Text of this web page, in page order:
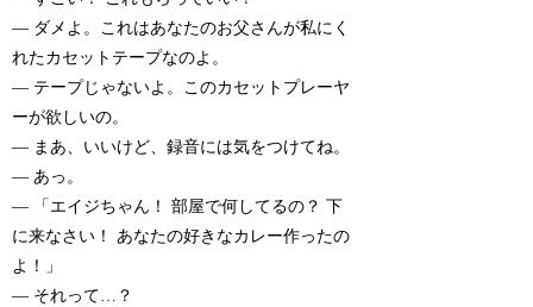
— ダメよ。これはあなたのお父さんが私にく
れたカセットテープなのよ。
— テープじゃないよ。このカセットプレーヤ
ーが欲しいの。
— まあ、いいけど、録音には気をつけてね。
— あっ。
— 「エイジちゃん！ 部屋で何してるの？ 下
に来なさい！ あなたの好きなカレー作ったの
よ！」
— それって…？